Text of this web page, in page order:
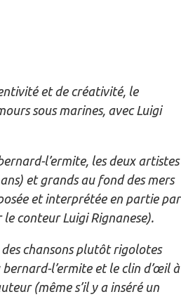
et de créativité, le
sous marines, avec Luigi
l’ermite, les deux artistes
et grands au fond des mers
et interprétée en partie par
conteur Luigi Rignanese).
chansons plutôt rigolotes
l’ermite et le clin d’œil à
(même s’il y a inséré un